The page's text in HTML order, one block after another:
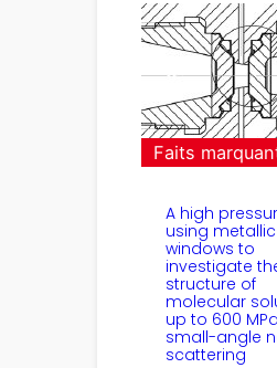
Faits
A high
using metallic
windows to
investigate
structure of
molecular
up to 600
small-angle
scattering